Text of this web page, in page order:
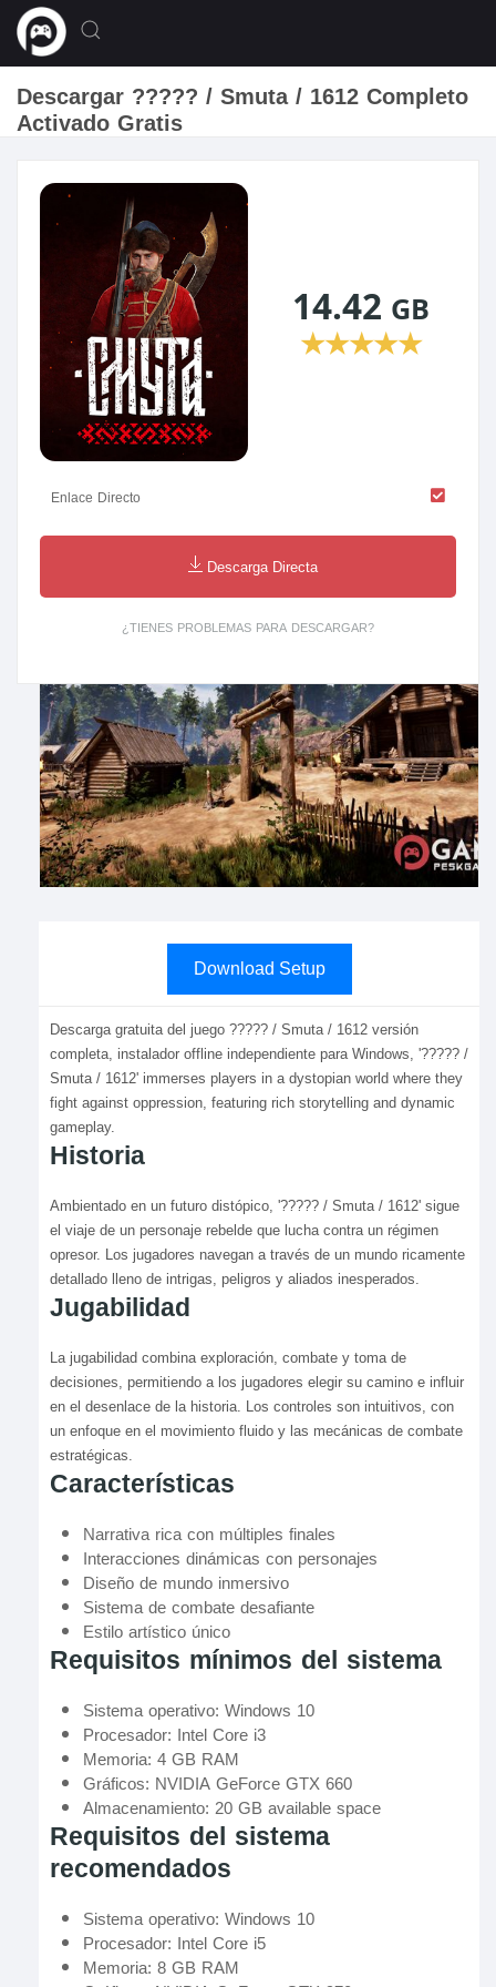
Descargar ????? / Smuta / 1612 Completo
Activado Gratis
Download Setup
Descarga gratuita del juego ????? / Smuta / 1612 versión
completa, instalador offline independiente para Windows, '????? /
Smuta / 1612' immerses players in a dystopian world where they
fight against oppression, featuring rich storytelling and dynamic
gameplay.
Historia
Ambientado en un futuro distópico, '????? / Smuta / 1612' sigue
el viaje de un personaje rebelde que lucha contra un régimen
opresor. Los jugadores navegan a través de un mundo ricamente
detallado lleno de intrigas, peligros y aliados inesperados.
Jugabilidad
La jugabilidad combina exploración, combate y toma de
decisiones, permitiendo a los jugadores elegir su camino e influir
en el desenlace de la historia. Los controles son intuitivos, con
un enfoque en el movimiento fluido y las mecánicas de combate
estratégicas.
Características
Narrativa rica con múltiples finales
Interacciones dinámicas con personajes
Diseño de mundo inmersivo
Sistema de combate desafiante
Estilo artístico único
Requisitos mínimos del sistema
Sistema operativo: Windows 10
Procesador: Intel Core i3
Memoria: 4 GB RAM
Gráficos: NVIDIA GeForce GTX 660
Almacenamiento: 20 GB available space
Requisitos del sistema
recomendados
Sistema operativo: Windows 10
Procesador: Intel Core i5
Memoria: 8 GB RAM
14.42 GB
★★★★★
Enlace Directo
Descarga Directa
¿TIENES PROBLEMAS PARA DESCARGAR?